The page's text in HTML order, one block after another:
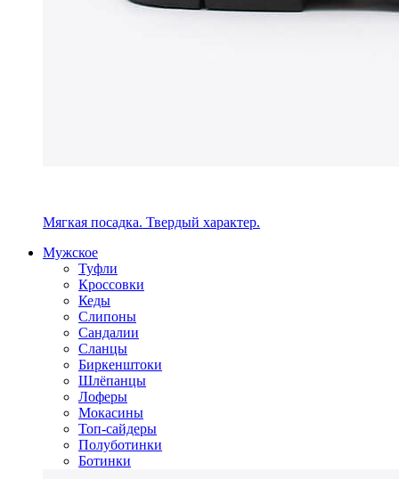
Мягкая посадка. Твердый характер.
Мужское
Туфли
Кроссовки
Кеды
Слипоны
Сандалии
Сланцы
Биркенштоки
Шлёпанцы
Лоферы
Мокасины
Топ-сайдеры
Полуботинки
Ботинки